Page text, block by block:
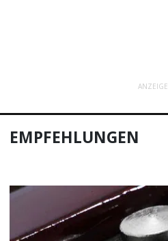
ANZEIGE
EMPFEHLUNGEN